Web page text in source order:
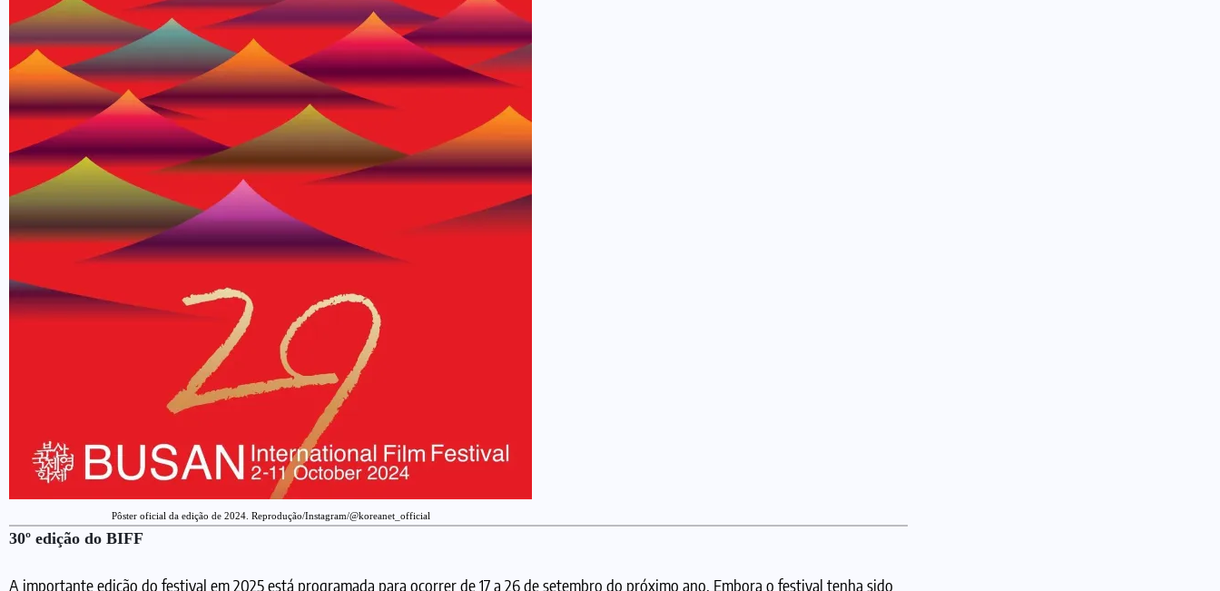
Pôster oficial da edição de 2024. Reprodução/Instagram/@koreanet_official
30º edição do BIFF
A importante edição do festival em 2025 está programada para ocorrer de 17 a 26 de setembro do próximo ano. Embora o festival tenha sido